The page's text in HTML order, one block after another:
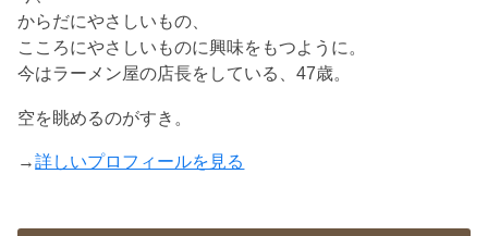
からだにやさしいもの、
こころにやさしいものに興味をもつように。
今はラーメン屋の店長をしている、47歳。
空を眺めるのがすき。
→詳しいプロフィールを見る